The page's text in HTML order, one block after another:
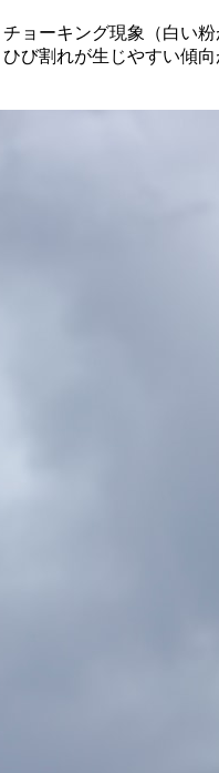
ョーキング現象（白い
び割れが生じやすい傾